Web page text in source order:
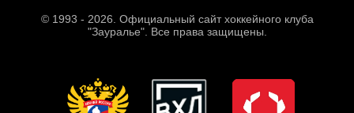
© 1993 - 2026. Официальный сайт хоккейного клуба
"Зауралье". Все права защищены.